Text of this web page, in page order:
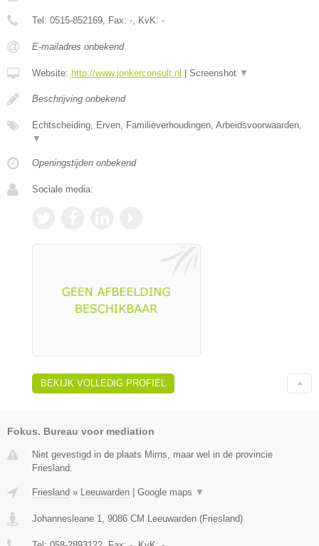
Tel: 0515-852169 , Fax: - , KvK: -
E-mailadres onbekend
Website: http://www.jonkerconsult.nl | Screenshot ▼
Beschrijving onbekend
Echtscheiding, Erven, Familieverhoudingen, Arbeidsvoorwaarden,
▼
Openingstijden onbekend
Sociale media:
BEKIJK VOLLEDIG PROFIEL
Fokus. Bureau voor mediation
Niet gevestigd in de plaats Mirns, maar wel in de provincie
Friesland.
Friesland » Leeuwarden Google maps ▼
Johannesleane 1, 9086 CM Leeuwarden (Friesland)